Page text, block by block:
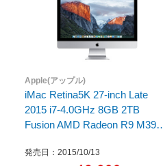
Apple(アップル)
iMac Retina5K 27-inch Late
2015 i7-4.0GHz 8GB 2TB
Fusion AMD Radeon R9 M395
発売日：2015/10/13